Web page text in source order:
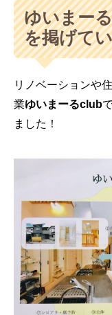
ゆいまー
を掲げて
リノベーションや
業ゆいまーるclub
ました！